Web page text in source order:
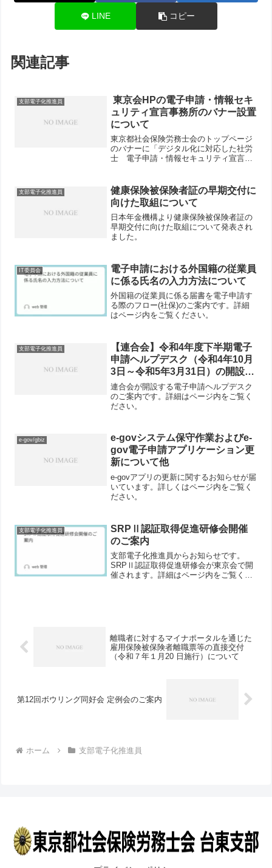
LINE コピー
関連記事
支部電子化推進員
東京会HPの電子申請・情報セキ
ュリティ宣言事務所のバナー設置
について
東京都社会保険労務士会のトップページ
のバナーに「デジタル化に対応した社労
士 電子申請・情報セキュリティ宣言事
支部電子化推進員
健康保険被保険者証の早期交付に
向けた取組について
日本年金機構より健康保険被保険者証の
早期交付に向けた取組について発表され
ました。
IT委員会
電子申請における外国籍の従業員
に係る氏名の入力方法について
外国籍の従業員に係る届書を電子申請す
る際のフロー(社保)のご案内です。詳細
はページ内をご覧ください。
支部電子化推進員
【連合会】令和4年度下半期電子
申請ヘルプデスク（令和4年10月
3日～令和5年3月31日）の開設予
定について
連合会が開設する電子申請ヘルプデスク
のご案内です。詳細はページ内をご覧く
ださい。
e-gov/gbiz
e-govシステム保守作業およびe-
gov電子申請アプリケーション更
新について他
e-govアプリの更新に関するお知らせが届
いています。詳しくはページ内をご覧く
ださい。
支部電子化推進員
SRPⅡ認証取得促進研修会開催
のご案内
支部電子化推進員からお知らせです。
SRPⅡ認証取得促進研修会が東京会で開
催されます。詳細はページ内をご覧くだ
離職者に対するマイナポータルを通じた
雇用保険被保険者離職票等の直接交付
（令和７年１月20 日施行）について
第12回ボウリング同好会 定例会のご案内
ホーム 支部電子化推進員